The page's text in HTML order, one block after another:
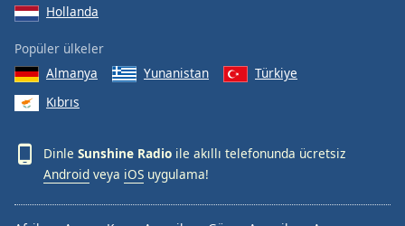
dialog
window.
Hollanda
Popüler ülkeler
Almanya
Yunanistan
Türkiye
Kıbrıs
Dinle Sunshine Radio ile akıllı telefonunda ücretsiz
Android veya iOS uygulama!